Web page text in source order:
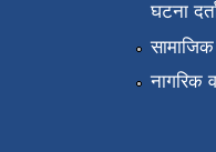
घटना
सामाजिक
नागरिक